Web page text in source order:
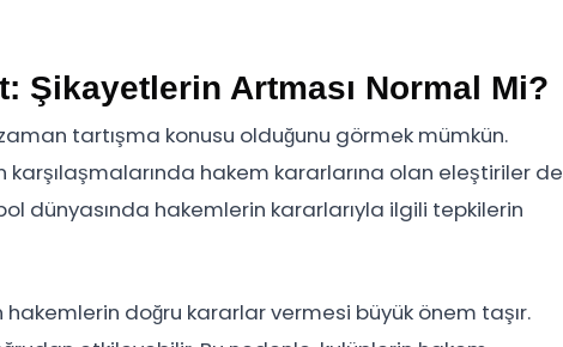
Şikayetlerin Artması Normal Mi?
tartışma konusu olduğunu görmek mümkün.
karşılaşmalarında hakem kararlarına olan eleştiriler de
dünyasında hakemlerin kararlarıyla ilgili tepkilerin
doğru kararlar vermesi büyük önem taşır.